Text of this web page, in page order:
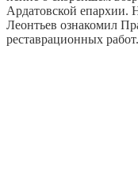
Ардатовской епархии.
Леонтьев ознакомил
реставрационных работ.